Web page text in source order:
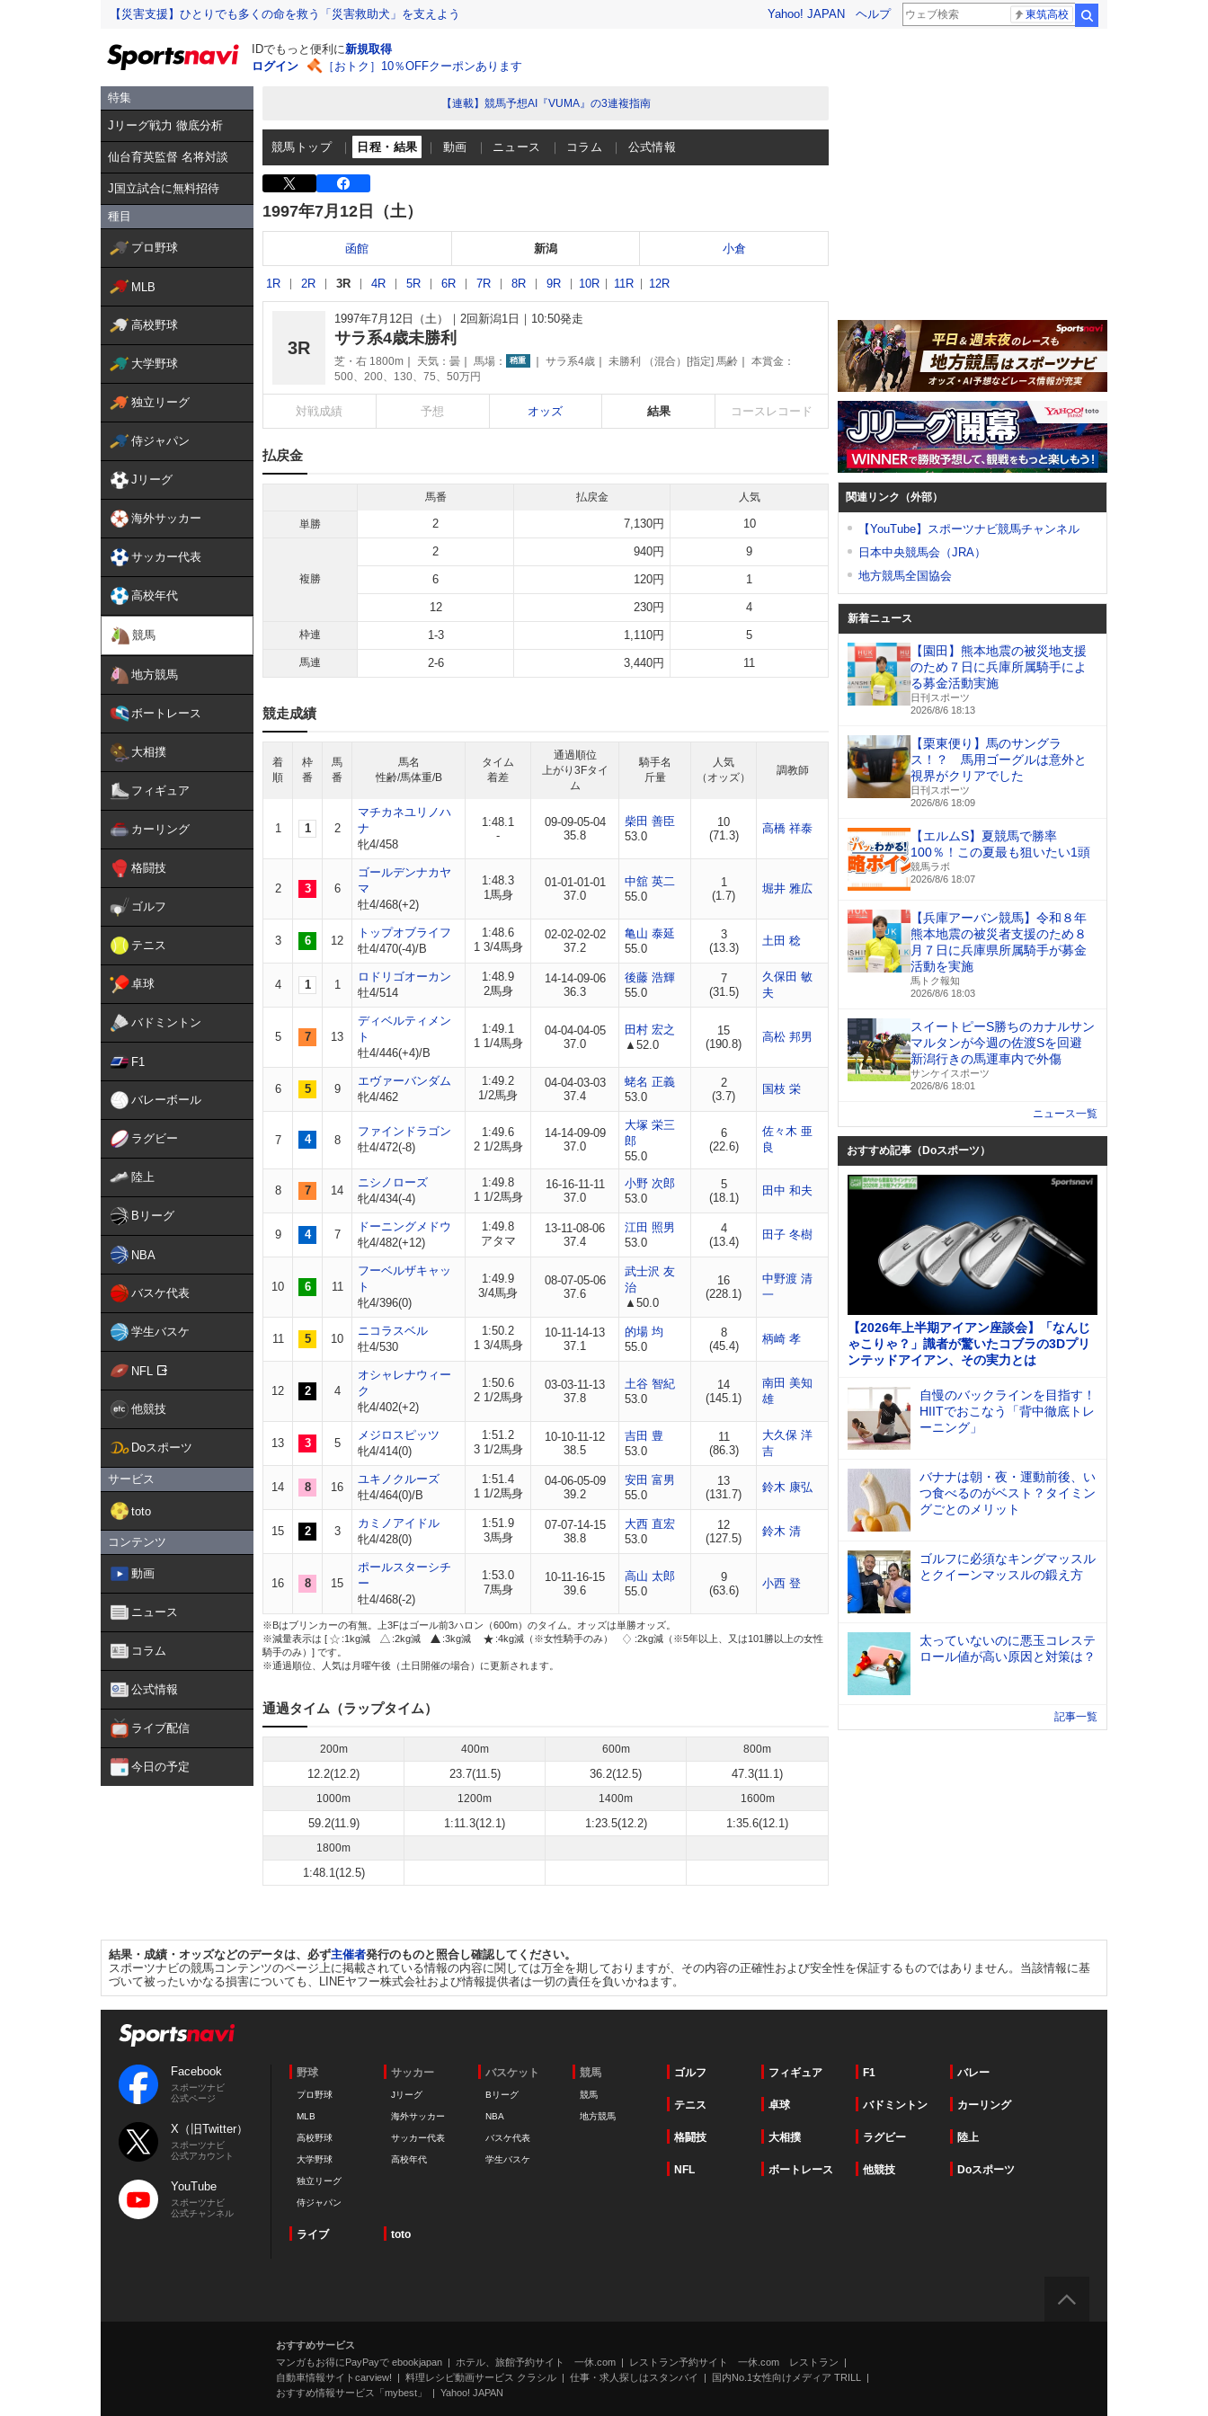
【災害支援】ひとりでも多くの命を救う「災害救助犬」を支えよう Yahoo! JAPAN ヘルプ 東筑高校
IDでもっと便利に新規取得
ログイン
［おトク］10％OFFクーポンあります
特集
Jリーグ戦力 徹底分析
仙台育英監督 名将対談
J国立試合に無料招待
種目
プロ野球
MLB
高校野球
大学野球
独立リーグ
侍ジャパン
Jリーグ
海外サッカー
サッカー代表
高校年代
競馬
地方競馬
ボートレース
大相撲
フィギュア
カーリング
格闘技
ゴルフ
テニス
卓球
バドミントン
F1
バレーボール
ラグビー
陸上
Bリーグ
NBA
バスケ代表
学生バスケ
NFL
他競技
Doスポーツ
サービス
toto
コンテンツ
動画
ニュース
コラム
公式情報
ライブ配信
今日の予定
【連載】競馬予想AI『VUMA』の3連複指南
競馬トップ 日程・結果 動画 ニュース コラム 公式情報
1997年7月12日（土）
函館 新潟 小倉
1R 2R 3R 4R 5R 6R 7R 8R 9R 10R 11R 12R
3R
1997年7月12日（土） 2回新潟1日 10:50発走
サラ系4歳未勝利
芝・右 1800m 天気： 曇 馬場： 稍重 サラ系4歳 未勝利 （混合）[指定] 馬齢
本賞金：
500、200、130、75、50万円
対戦成績 予想 オッズ 結果 コースレコード
払戻金
馬番 払戻金 人気
単勝 2 7,130円 10
複勝
2 940円 9
6 120円 1
12 230円 4
枠連 1-3 1,110円 5
馬連 2-6 3,440円 11
競走成績
着
順
枠
番
馬
番
馬名
性齢/馬体重/B
タイム
着差
通過順位
上がり3Fタイ
ム
騎手名
斤量
人気
（オッズ）
調教師
1 1 2
マチカネユリノハ
ナ
牝4/458
1:48.1
-
09-09-05-04
35.8
柴田 善臣
53.0
10
(71.3)
高橋 祥泰
2 3 6
ゴールデンナカヤ
マ
牡4/468(+2)
1:48.3
1馬身
01-01-01-01
37.0
中舘 英二
55.0
1
(1.7)
堀井 雅広
3 6 12
トップオブライフ
牡4/470(-4)/B
1:48.6
1 3/4馬身
02-02-02-02
37.2
亀山 泰延
55.0
3
(13.3)
土田 稔
4 1 1
ロドリゴオーカン
牡4/514
1:48.9
2馬身
14-14-09-06
36.3
後藤 浩輝
55.0
7
(31.5)
久保田 敏
夫
5 7 13
ディベルティメン
ト
牡4/446(+4)/B
1:49.1
1 1/4馬身
04-04-04-05
37.0
田村 宏之
▲52.0
15
(190.8)
高松 邦男
6 5 9
エヴァーバンダム
牝4/462
1:49.2
1/2馬身
04-04-03-03
37.4
蛯名 正義
53.0
2
(3.7)
国枝 栄
7 4 8
ファインドラゴン
牡4/472(-8)
1:49.6
2 1/2馬身
14-14-09-09
37.0
大塚 栄三
郎
55.0
6
(22.6)
佐々木 亜
良
8 7 14
ニシノローズ
牝4/434(-4)
1:49.8
1 1/2馬身
16-16-11-11
37.0
小野 次郎
53.0
5
(18.1)
田中 和夫
9 4 7
ドーニングメドウ
牝4/482(+12)
1:49.8
アタマ
13-11-08-06
37.4
江田 照男
53.0
4
(13.4)
田子 冬樹
10 6 11
フーベルザキャッ
ト
牝4/396(0)
1:49.9
3/4馬身
08-07-05-06
37.6
武士沢 友
治
▲50.0
16
(228.1)
中野渡 清
一
11 5 10
ニコラスベル
牡4/530
1:50.2
1 3/4馬身
10-11-14-13
37.1
的場 均
55.0
8
(45.4)
柄崎 孝
12 2 4
オシャレナウィー
ク
牝4/402(+2)
1:50.6
2 1/2馬身
03-03-11-13
37.8
土谷 智紀
53.0
14
(145.1)
南田 美知
雄
13 3 5
メジロスピッツ
牝4/414(0)
1:51.2
3 1/2馬身
10-10-11-12
38.5
吉田 豊
53.0
11
(86.3)
大久保 洋
吉
14 8 16
ユキノクルーズ
牡4/464(0)/B
1:51.4
1 1/2馬身
04-06-05-09
39.2
安田 富男
55.0
13
(131.7)
鈴木 康弘
15 2 3
カミノアイドル
牝4/428(0)
1:51.9
3馬身
07-07-14-15
38.8
大西 直宏
53.0
12
(127.5)
鈴木 清
16 8 15
ポールスターシチ
ー
牡4/468(-2)
1:53.0
7馬身
10-11-16-15
39.6
高山 太郎
55.0
9
(63.6)
小西 登
※Bはブリンカーの有無。上3Fはゴール前3ハロン（600m）のタイム。オッズは単勝オッズ。
※減量表示は [
:1kg減 :2kg減 :3kg減 :4kg減（※女性騎手のみ）
:2kg減（※5年以上、又は101勝以上の女性
騎手のみ）] です。
※通過順位、人気は月曜午後（土日開催の場合）に更新されます。
通過タイム（ラップタイム）
200m 400m 600m 800m
12.2(12.2) 23.7(11.5) 36.2(12.5) 47.3(11.1)
1000m 1200m 1400m 1600m
59.2(11.9) 1:11.3(12.1) 1:23.5(12.2) 1:35.6(12.1)
1800m
1:48.1(12.5)
関連リンク（外部）
【YouTube】スポーツナビ競馬チャンネル
日本中央競馬会（JRA）
地方競馬全国協会
新着ニュース
【園田】熊本地震の被災地支援
のため７日に兵庫所属騎手によ
る募金活動実施
日刊スポーツ
2026/8/6 18:13
【栗東便り】馬のサングラ
ス！？ 馬用ゴーグルは意外と
視界がクリアでした
日刊スポーツ
2026/8/6 18:09
【エルムS】夏競馬で勝率
100％！この夏最も狙いたい1頭
競馬ラボ
2026/8/6 18:07
【兵庫アーバン競馬】令和８年
熊本地震の被災者支援のため８
月７日に兵庫県所属騎手が募金
活動を実施
馬トク報知
2026/8/6 18:03
スイートピーS勝ちのカナルサン
マルタンが今週の佐渡Sを回避
新潟行きの馬運車内で外傷
サンケイスポーツ
2026/8/6 18:01
ニュース一覧
おすすめ記事（Doスポーツ）
【2026年上半期アイアン座談会】「なんじ
ゃこりゃ？」識者が驚いたコブラの3Dプリ
ンテッドアイアン、その実力とは
自慢のバックラインを目指す！
HIITでおこなう「背中徹底トレ
ーニング」
バナナは朝・夜・運動前後、い
つ食べるのがベスト？タイミン
グごとのメリット
ゴルフに必須なキングマッスル
とクイーンマッスルの鍛え方
太っていないのに悪玉コレステ
ロール値が高い原因と対策は？
記事一覧
結果・成績・オッズなどのデータは、必ず主催者発行のものと照合し確認してください。
スポーツナビの競馬コンテンツのページ上に掲載されている情報の内容に関しては万全を期しておりますが、その内容の正確性および安全性を保証するものではありません。当該情報に基
づいて被ったいかなる損害についても、LINEヤフー株式会社および情報提供者は一切の責任を負いかねます。
Facebook
スポーツナビ
公式ページ
X（旧Twitter）
スポーツナビ
公式アカウント
YouTube
スポーツナビ
公式チャンネル
野球
プロ野球
MLB
高校野球
大学野球
独立リーグ
侍ジャパン
サッカー
Jリーグ
海外サッカー
サッカー代表
高校年代
バスケット
Bリーグ
NBA
バスケ代表
学生バスケ
競馬
競馬
地方競馬
ゴルフ フィギュア F1 バレー
テニス 卓球 バドミントン カーリング
格闘技 大相撲 ラグビー 陸上
NFL ボートレース 他競技 Doスポーツ
ライブ toto
おすすめサービス
マンガもお得にPayPayで ebookjapan
ホテル、旅館予約サイト 一休.com
レストラン予約サイト 一休.com レストラン
自動車情報サイトcarview!
料理レシピ動画サービス クラシル 仕事・求人探しはスタンバイ
国内No.1女性向けメディア TRILL
おすすめ情報サービス「mybest」
Yahoo! JAPAN